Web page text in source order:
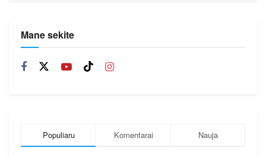
Mane sekite
Populiaru Komentarai Nauja